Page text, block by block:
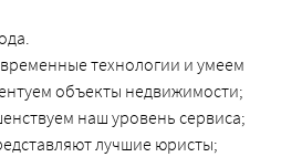
технологии и умеем
объекты недвижимости;
наш уровень сервиса;
лучшие юристы;